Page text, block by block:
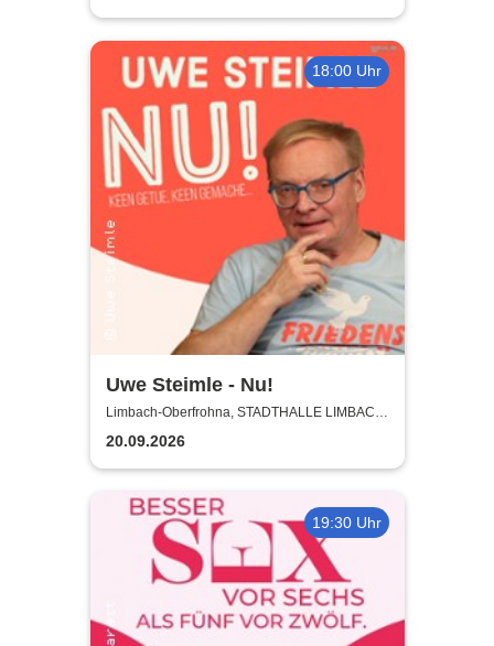
18:00 Uhr
Uwe Steimle - Nu!
Limbach-Oberfrohna, STADTHALLE LIMBACH-
OBERFROHNA
20.09.2026
19:30 Uhr